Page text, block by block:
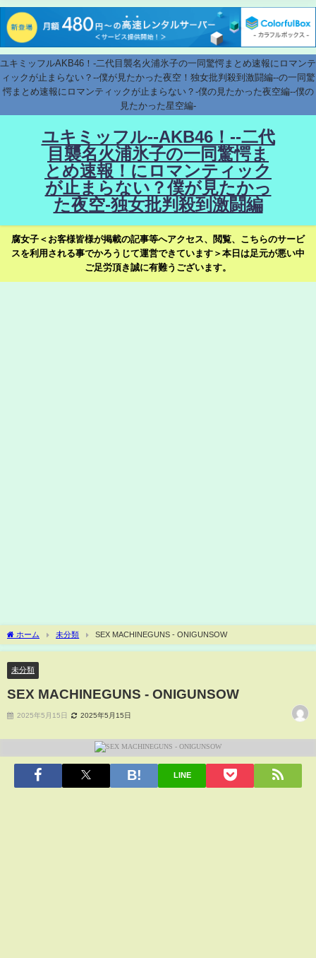
ユキミッフルAKB46！-二代目襲名火浦氷子の一同驚愕まとめ速報にロマンテ
ィックが止まらない？--僕が見たかった夜空！独女批判殺到激闘編--の一同驚
愕まとめ速報にロマンティックが止まらない？-僕の見たかった夜空編--僕の
見たかった星空編-
ユキミッフル--AKB46！--二代
目襲名火浦氷子の一同驚愕ま
とめ速報！にロマンティック
が止まらない？僕が見たかっ
た夜空-独女批判殺到激闘編
腐女子＜お客様皆様が掲載の記事等へアクセス、閲覧、こちらのサービ
スを利用される事でかろうじて運営できています＞本日は足元が悪い中
ご足労頂き誠に有難うございます。
ホーム 未分類 SEX MACHINEGUNS - ONIGUNSOW
未分類
SEX MACHINEGUNS - ONIGUNSOW
2025年5月15日 2025年5月15日
LINE